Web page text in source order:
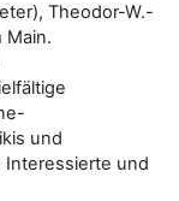
Theodor-W.-
Main.
und
Interessierte und